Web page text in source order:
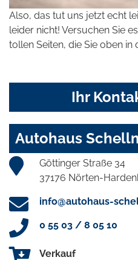
Also, das tut uns jetzt echt
leider nicht! Versuchen Sie
tollen Seiten, die Sie oben in
Ihr
Autohaus
Göttinger Straße 34
37176 Nörten-
info@autohaus-
0 55 03 / 8 05 10
Verkauf